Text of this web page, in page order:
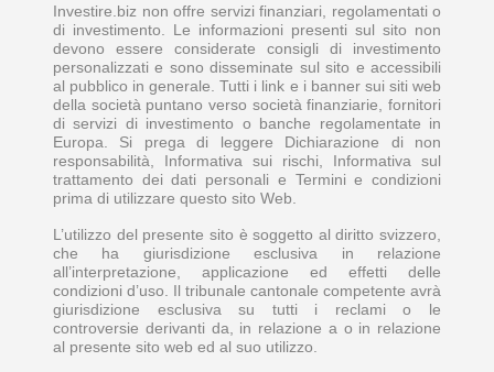
Investire.biz non offre servizi finanziari, regolamentati o
di investimento. Le informazioni presenti sul sito non
devono essere considerate consigli di investimento
personalizzati e sono disseminate sul sito e accessibili
al pubblico in generale. Tutti i link e i banner sui siti web
della società puntano verso società finanziarie, fornitori
di servizi di investimento o banche regolamentate in
Europa. Si prega di leggere Dichiarazione di non
responsabilità, Informativa sui rischi, Informativa sul
trattamento dei dati personali e Termini e condizioni
prima di utilizzare questo sito Web.
L’utilizzo del presente sito è soggetto al diritto svizzero,
che ha giurisdizione esclusiva in relazione
all’interpretazione, applicazione ed effetti delle
condizioni d’uso. Il tribunale cantonale competente avrà
giurisdizione esclusiva su tutti i reclami o le
controversie derivanti da, in relazione a o in relazione
al presente sito web ed al suo utilizzo.